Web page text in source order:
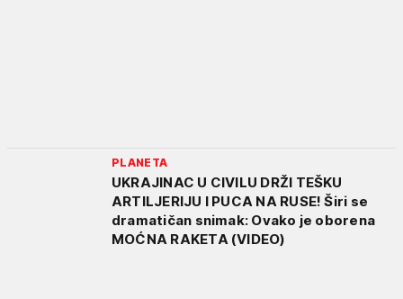
PLANETA
UKRAJINAC U CIVILU DRŽI TEŠKU
ARTILJERIJU I PUCA NA RUSE! Širi se
dramatičan snimak: Ovako je oborena
MOĆNA RAKETA (VIDEO)